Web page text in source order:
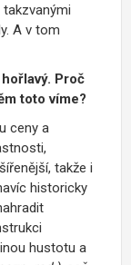
A v tom
Proč
toto víme?
ceny a
takže i
historicky
hustotu a